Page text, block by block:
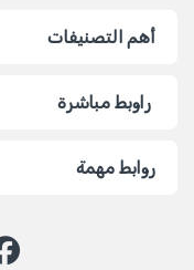
أهم التصنيفات
راوبط مباشرة
روابط مهمة